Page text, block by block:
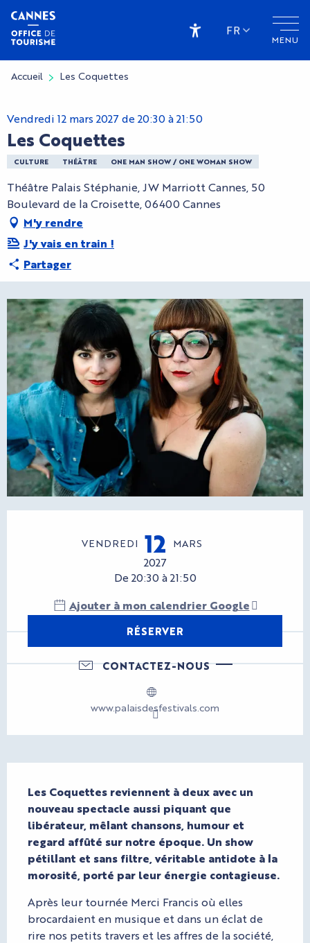
Aller
contenu
principal
MENU
Accessibilité
FR
Accueil Les Coquettes
Vendredi 12 mars 2027 de 20:30 à 21:50
Les Coquettes
CULTURE THÉÂTRE ONE MAN SHOW / ONE WOMAN SHOW
Théâtre Palais Stéphanie, JW Marriott Cannes, 50
Boulevard de la Croisette, 06400 Cannes
M'y rendre
J'y vais en train !
Partager
VENDREDI 12 MARS
2027
De 20:30 à 21:50
Ajouter à mon calendrier Google
RÉSERVER
CONTACTEZ-NOUS
www.palaisdesfestivals.com
Les Coquettes reviennent à deux avec un
nouveau spectacle aussi piquant que
libérateur, mêlant chansons, humour et
regard affûté sur notre époque. Un show
pétillant et sans filtre, véritable antidote à la
morosité, porté par leur énergie contagieuse.
Après leur tournée Merci Francis où elles
brocardaient en musique et dans un éclat de
rire nos petits travers et les affres de la société,